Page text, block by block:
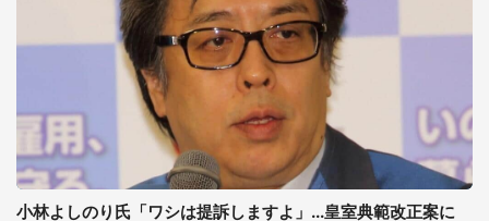
小林よしのり氏「ワシは提訴しますよ」...皇室典範改正案に